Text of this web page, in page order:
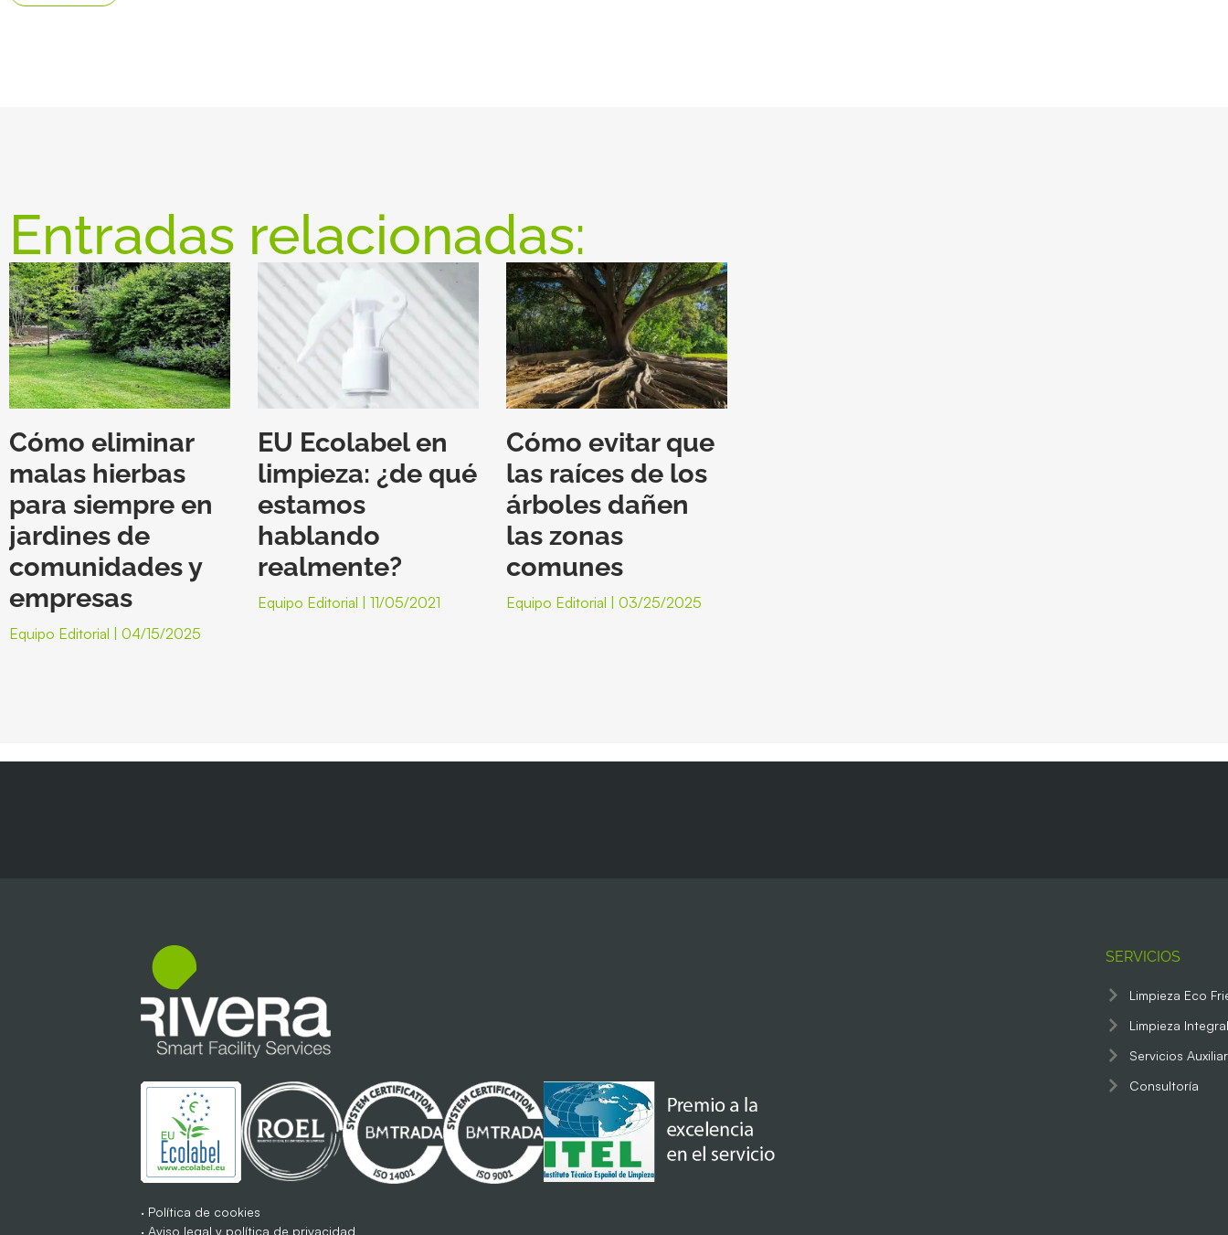
Entradas relacionadas:
Cómo eliminar
malas hierbas
para siempre en
jardines de
comunidades y
empresas
Equipo Editorial 04/15/2025
EU Ecolabel en
limpieza: ¿de qué
estamos
hablando
realmente?
Equipo Editorial 11/05/2021
Cómo evitar que
las raíces de los
árboles dañen
las zonas
comunes
Equipo Editorial 03/25/2025
· Política de cookies
·Aviso legal y política de privacidad
SERVICIOS
Limpieza Eco
Limpieza Integral
Servicios
Consultoría